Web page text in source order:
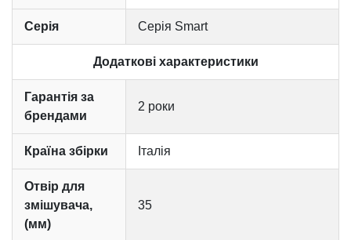
Серія Серія Smart
Додаткові характеристики
Гарантія за
брендами
2 роки
Країна збірки Італія
Отвір для
змішувача,
(мм)
35